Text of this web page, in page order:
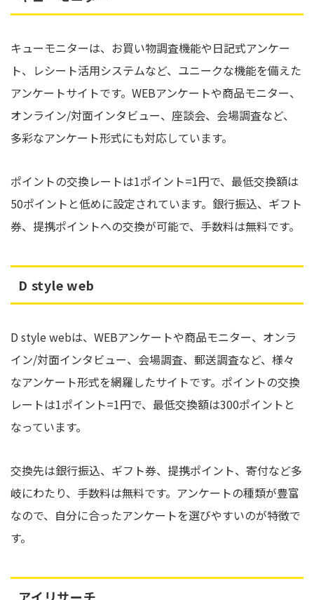
キューモニターは、お買い物調査機能や日記式アンケー
ト、レシート活用システムなど、ユニークな機能を備えた
アンケートサイトです。WEBアンケートや商品モニター、
オンライン/対面インタビュー、座談会、会場調査など、
多彩なアンケート形式にも対応しています。
ポイントの交換レートは1ポイント=1円で、最低交換額は
50ポイントと低めに設定されています。銀行振込、ギフト
券、提携ポイントへの交換が可能で、手数料は無料です。
D style web
D style webは、WEBアンケートや商品モニター、オンラ
イン/対面インタビュー、会場調査、郵送調査など、様々
なアンケート形式を網羅したサイトです。ポイントの交換
レートは1ポイント=1円で、最低交換額は300ポイントと
なっています。
交換先は銀行振込、ギフト券、提携ポイント、寄付など多
岐にわたり、手数料は無料です。アンケートの種類が豊富
なので、自分に合ったアンケートを選びやすいのが特徴で
す。